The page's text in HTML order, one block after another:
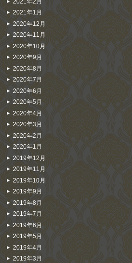
2021年1月
2020年12月
2020年11月
2020年10月
2020年9月
2020年8月
2020年7月
2020年6月
2020年5月
2020年4月
2020年3月
2020年2月
2020年1月
2019年12月
2019年11月
2019年10月
2019年9月
2019年8月
2019年7月
2019年6月
2019年5月
2019年4月
2019年3月